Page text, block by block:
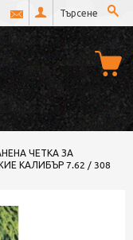
ЧЕТКА ЗА
КАЛИБЪР 7.62 / 308